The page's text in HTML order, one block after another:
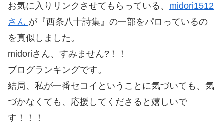
お気に入りリンクさせてもらっている、 midori1512
さん が『西条八十詩集』の一部をパロっているの
を真似しました。
midoriさん、すみません?！！
ブログランキングです。
結局、私が一番セコイということに気づいても、気
づかなくても、応援してくださると嬉しいで
す！！！